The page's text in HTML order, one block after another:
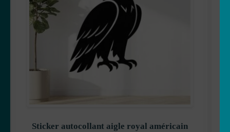
Sticker autocollant aigle royal américain